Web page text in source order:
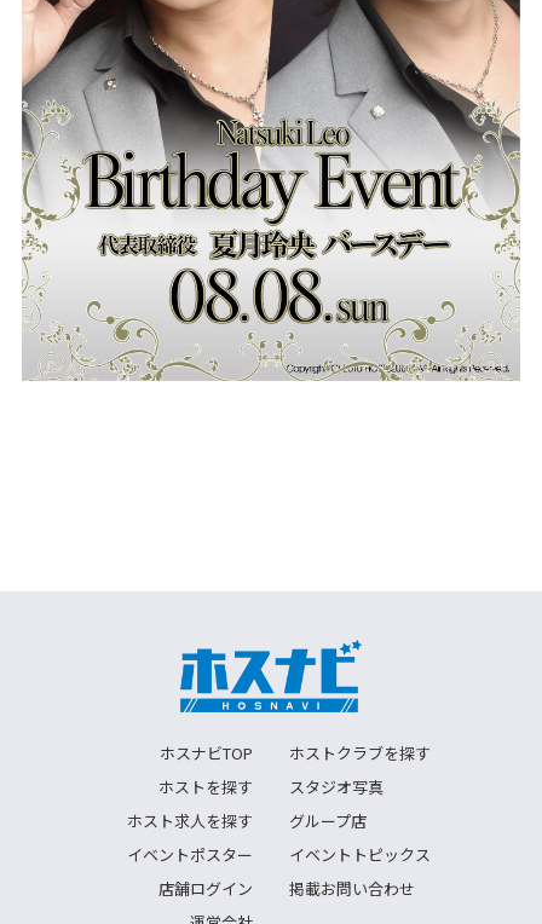
ホスナビTOP
ホストクラブを探す
ホストを探す
スタジオ写真
ホスト求人を探す
グループ店
イベントポスター
イベントトピックス
店舗ログイン
掲載お問い合わせ